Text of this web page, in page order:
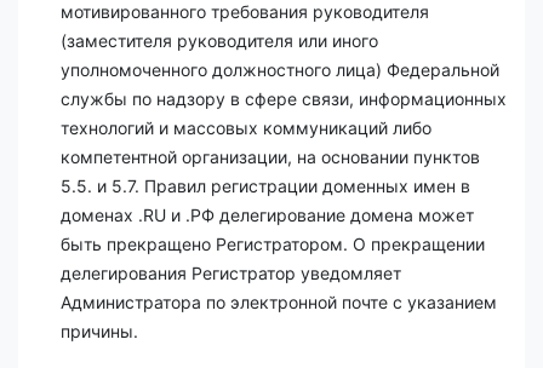
мотивированного требования руководителя
(заместителя руководителя или иного
уполномоченного должностного лица) Федеральной
службы по надзору в сфере связи, информационных
технологий и массовых коммуникаций либо
компетентной организации, на основании пунктов
5.5. и 5.7. Правил регистрации доменных имен в
доменах .RU и .РФ делегирование домена может
быть прекращено Регистратором. О прекращении
делегирования Регистратор уведомляет
Администратора по электронной почте с указанием
причины.